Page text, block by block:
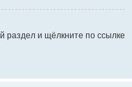
раздел и щёлкните по ссылке